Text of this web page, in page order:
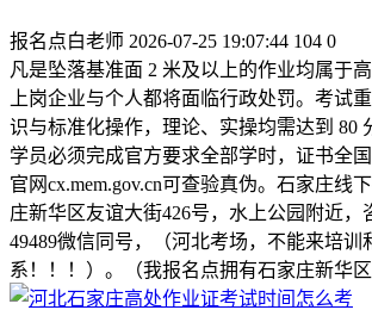
报名点白老师 2026-07-25 19:07:44 104 0
凡是坠落基准面 2 米及以上的作业均属于
上岗企业与个人都将面临行政处罚。考试
识与标准化操作，理论、实操均需达到 80
学员必须完成官方要求全部学时，证书全
官网cx.mem.gov.cn可查验真伪。石家庄线
庄新华区友谊大街426号，水上公园附近，
49489微信同号，（河北考场，不能来培训
系！！！）。（我报名点拥有石家庄新华